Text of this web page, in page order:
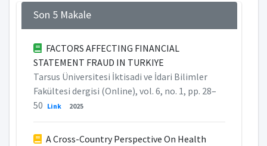
Son 5 Makale
FACTORS AFFECTING FINANCIAL
STATEMENT FRAUD IN TURKIYE
Tarsus Üniversitesi İktisadi ve İdari Bilimler
Fakültesi dergisi (Online), vol. 6, no. 1, pp. 28–
50 Link 2025
A Cross-Country Perspective On Health